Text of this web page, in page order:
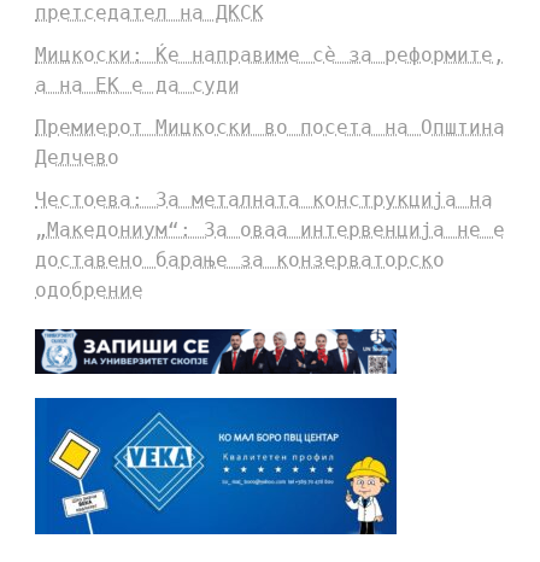
претседател на ДКСК
Мицкоски: Ќе направиме сè за реформите,
а на ЕК е да суди
Премиерот Мицкоски во посета на Општина
Делчево
Честоева: За металната конструкција на
„Македониум“: За оваа интервенција не е
доставено барање за конзерваторско
одобрение